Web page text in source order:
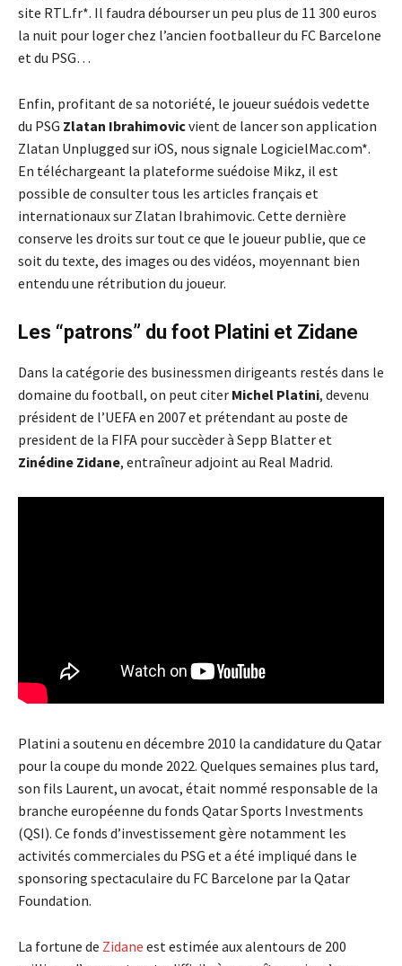
site RTL.fr*. Il faudra débourser un peu plus de 11 300 euros
la nuit pour loger chez l’ancien footballeur du FC Barcelone
et du PSG…
Enfin, profitant de sa notoriété, le joueur suédois vedette
du PSG Zlatan Ibrahimovicvient de lancer son application
Zlatan Unplugged sur iOS, nous signale LogicielMac.com*.
En téléchargeant la plateforme suédoise Mikz, il est
possible de consulter tous les articles français et
internationaux sur Zlatan Ibrahimovic. Cette dernière
conserve les droits sur tout ce que le joueur publie, que ce
soit du texte, des images ou des vidéos, moyennant bien
entendu une rétribution du joueur.
Les “patrons” du foot Platini et Zidane
Dans la catégorie des businessmen dirigeants restés dans le
domaine du football, on peut citer Michel Platini, devenu
président de l’UEFA en 2007 et prétendant au poste de
president de la FIFA pour succèder à Sepp Blatter et
Zinédine Zidane, entraîneur adjoint au Real Madrid.
Platini a soutenu en décembre 2010 la candidature du Qatar
pour la coupe du monde 2022. Quelques semaines plus tard,
son fils Laurent, un avocat, était nommé responsable de la
branche européenne du fonds Qatar Sports Investments
(QSI). Ce fonds d’investissement gère notamment les
activités commerciales du PSG et a été impliqué dans le
sponsoring spectaculaire du FC Barcelone par la Qatar
Foundation.
La fortune de Zidane est estimée aux alentours de 200